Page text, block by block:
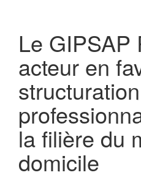
Le GIPSAP
acteur en
la filière du
domicile